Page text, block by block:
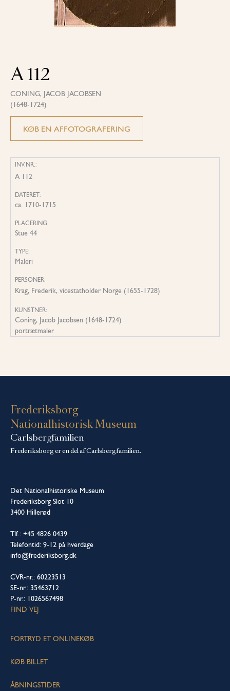
A 112
CONING, JACOB JACOBSEN
(1648-1724)
KØB EN AFFOTOGRAFERING
INV.NR.:
A 112
DATERET:
ca. 1710-1715
PLACERING
Stue 44
TYPE:
Maleri
PERSONER:
Krag, Frederik, vicestatholder Norge (1655-1728)
KUNSTNER:
Coning, Jacob Jacobsen (1648-1724)
portrætmaler
Frederiksborg
Nationalhistorisk Museum
Carlsbergfamilien
Frederiksborg er en del af Carlsbergfamilien.
Det Nationalhistoriske Museum
Frederiksborg Slot 10
3400 Hillerød
Tlf.: +45 4826 0439
Telefontid: 9-12 på hverdage
info@frederiksborg.dk
CVR-nr.: 60223513
SE-nr.: 35463712
P-nr.: 1026567498
FIND VEJ
FORTRYD ET ONLINEKØB
KØB BILLET
ÅBNINGSTIDER